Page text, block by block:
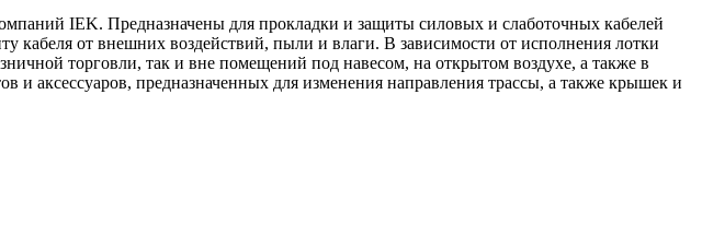
IEK. Предназначены для прокладки и защиты силовых и слаботочных кабелей
от внешних воздействий, пыли и влаги. В зависимости от исполнения лотки
торговли, так и вне помещений под навесом, на открытом воздухе, а также в
аксессуаров, предназначенных для изменения направления трассы, а также крышек и